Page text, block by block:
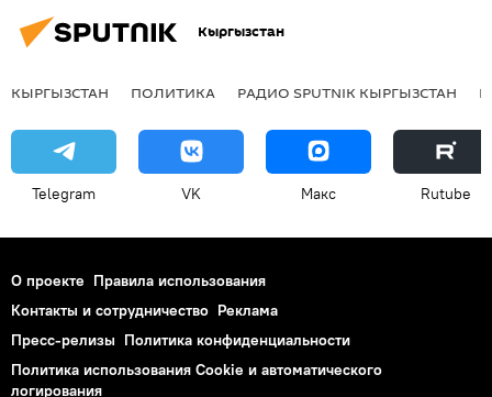
Кыргызстан
КЫРГЫЗСТАН ПОЛИТИКА РАДИО SPUTNIK КЫРГЫЗСТАН
Telegram VK Макс Rutube
О проекте Правила использования
Контакты и сотрудничество Реклама
Пресс-релизы Политика конфиденциальности
Политика использования Cookie и автоматического
логирования